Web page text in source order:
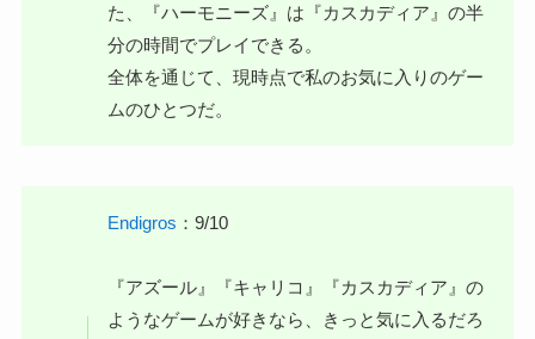
た、『ハーモニーズ』は『カスカディア』の半
分の時間でプレイできる。
全体を通じて、現時点で私のお気に入りのゲー
ムのひとつだ。
Endigros ：9/10
『アズール』『キャリコ』『カスカディア』の
ようなゲームが好きなら、きっと気に入るだろ